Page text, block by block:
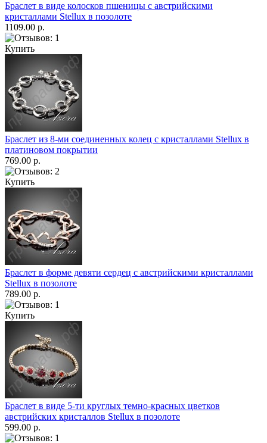
Браслет в виде колосков пшеницы с австрийскими
кристаллами Stellux в позолоте
1109.00 р.
Купить
Браслет из 8-ми соединенных колец с кристаллами Stellux в
платиновом покрытии
769.00 р.
Купить
Браслет в форме девяти сердец с австрийскими кристаллами
Stellux в позолоте
789.00 р.
Купить
Браслет в виде 5-ти круглых темно-красных цветков
австрийских кристаллов Stellux в позолоте
599.00 р.